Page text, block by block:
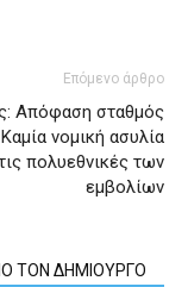
Επόμενο άρθρο
Απόφαση σταθμός
νομική ασυλία
πολυεθνικές των
εμβολίων
ΤΟΝ ΔΗΜΙΟΥΡΓΟ